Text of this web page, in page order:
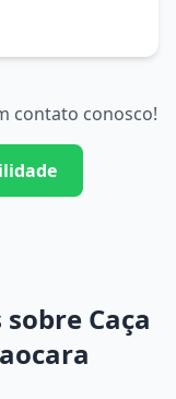
contato conosco!
Caça